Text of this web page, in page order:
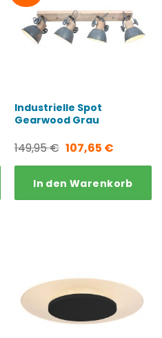
Industrielle Spot
Gearwood Grau
149,95€ Ursprünglicher
Preis
war:
107,65 €Aktueller
Preis
ist:
In den Warenkorb